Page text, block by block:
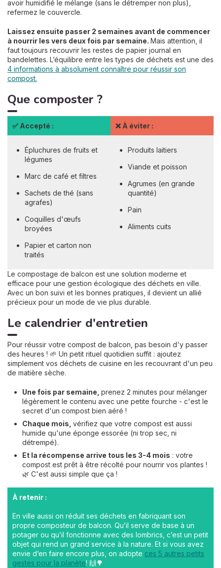
avoir humidifié le mélange (sans le détremper non plus),
refermez le couvercle.
Laissez ensuite passer 2 semaines avant de commencer
à nourrir les vers deux fois par semaine. Mais attention, il
faut toujours recouvrir les restes de papier journal en
bandelettes. L’équilibre entre les types de déchets est une des
4 informations à absolument connaître pour réussir son
compost.
Que composter ?
✅ Accepté : ❌ À éviter :
Épluchures de fruits et
légumes
Marc de café et filtres
Sachets de thé (sans
agrafes)
Coquilles d'œufs
broyées
Papier et carton non
traités
Produits laitiers
Viande et poisson
Agrumes (en grande
quantité)
Pain
Aliments cuits
Le compostage de balcon est une solution moderne et
efficace pour une gestion écologique des déchets en ville.
Avec un bon suivi et les bonnes pratiques, il devient un allié
précieux pour un mode de vie plus durable.
Le calendrier d'entretien
Pour réussir votre compost de balcon, pas besoin d'y passer
des heures ! 🌱 Un petit rituel quotidien suffit : ajoutez
simplement vos déchets de cuisine en les recouvrant d'un peu
de matière sèche.
Une fois par semaine, prenez 2 minutes pour mélanger
légèrement le contenu avec une petite fourche - c'est le
secret d'un compost bien aéré !
Chaque mois, vérifiez que votre compost est aussi
humide qu'une éponge essorée (ni trop sec, ni
détrempé).
Et la récompense arrive tous les 3-4 mois : votre
compost est prêt à être récolté pour nourrir vos plantes !
🌿 C'est aussi simple que ça !
À retenir :
En ville aussi on réduit ses déchets en fabriquant son
propre composteur de balcon. Qu’il serve de base à un
potager ou qu’il fonctionne avec des lombrics, c’est un petit
objet qui rend un grand service à la nature. Et si vous avez
envie d’en faire encore plus, on adopte ces 5 autres petits
gestes pour la planète! 🙌🌳